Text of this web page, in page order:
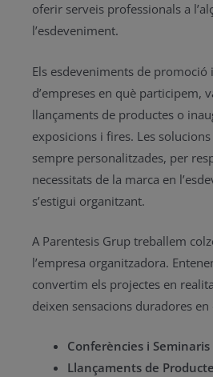
oferir serveis professionals a
l’esdeveniment.
Els esdeveniments de promoció
d’empreses en què participem,
llançaments de productes o
exposicions i fires. Les
sempre personalitzades, per
necessitats de la marca en
s’estigui organitzant.
A Parentesis Grup treballem
l’empresa organitzadora.
convertim els projectes en
deixen sensacions duradores en
Conferències i Seminaris
Llançaments de